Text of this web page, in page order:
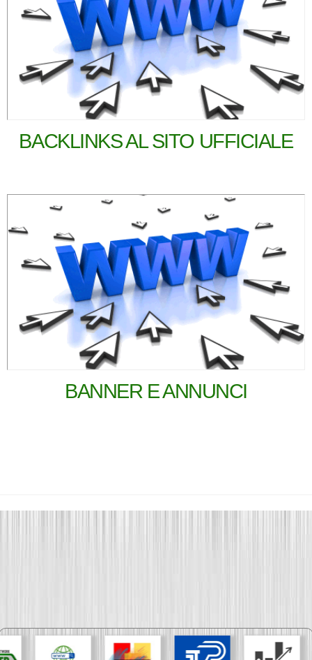
BACKLINKS AL SITO UFFICIALE
BANNER E ANNUNCI